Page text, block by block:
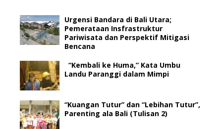
Urgensi Bandara di Bali Utara;
Pemerataan Insfrastruktur
Pariwisata dan Perspektif Mitigasi
Bencana
“Kembali ke Huma,” Kata Umbu
Landu Paranggi dalam Mimpi
“Kuangan Tutur” dan “Lebihan Tutur”,
Parenting ala Bali (Tulisan 2)